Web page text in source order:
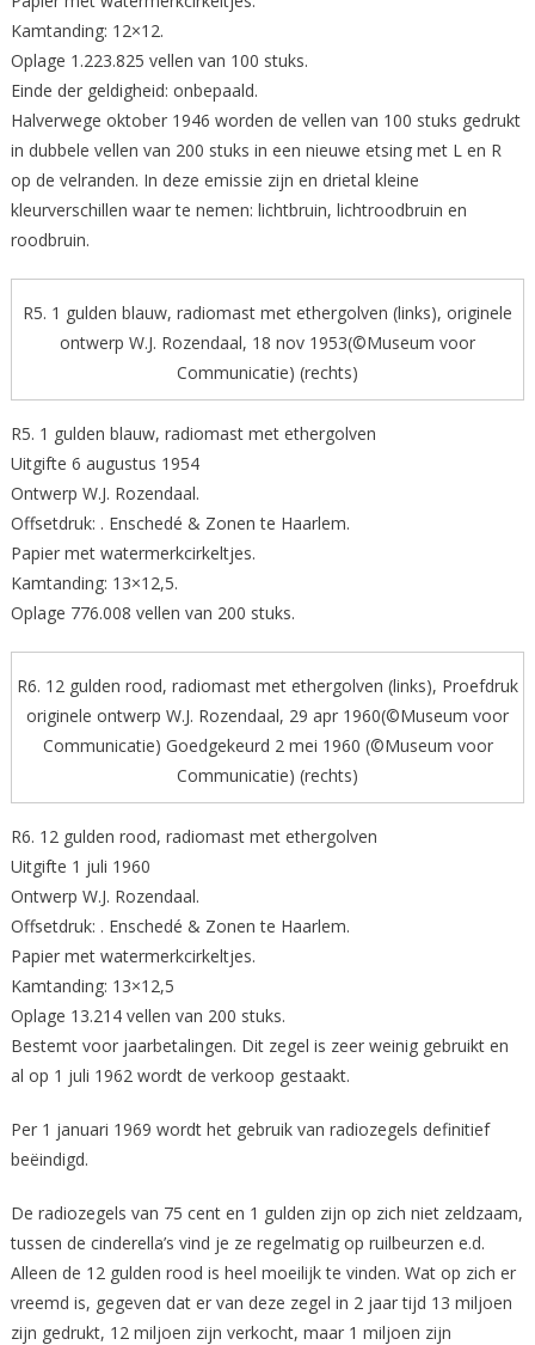
Kamtanding: 12×12.
Oplage 1.223.825 vellen van 100 stuks.
Einde der geldigheid: onbepaald.
Halverwege oktober 1946 worden de vellen van 100 stuks gedrukt
in dubbele vellen van 200 stuks in een nieuwe etsing met L en R
op de velranden. In deze emissie zijn en drietal kleine
kleurverschillen waar te nemen: lichtbruin, lichtroodbruin en
roodbruin.
R5. 1 gulden blauw, radiomast met ethergolven (links), originele
ontwerp W.J. Rozendaal, 18 nov 1953(©Museum voor
Communicatie) (rechts)
R5. 1 gulden blauw, radiomast met ethergolven
Uitgifte 6 augustus 1954
Ontwerp W.J. Rozendaal.
Offsetdruk: . Enschedé & Zonen te Haarlem.
Papier met watermerkcirkeltjes.
Kamtanding: 13×12,5.
Oplage 776.008 vellen van 200 stuks.
R6. 12 gulden rood, radiomast met ethergolven (links), Proefdruk
originele ontwerp W.J. Rozendaal, 29 apr 1960(©Museum voor
Communicatie) Goedgekeurd 2 mei 1960 (©Museum voor
Communicatie) (rechts)
R6. 12 gulden rood, radiomast met ethergolven
Uitgifte 1 juli 1960
Ontwerp W.J. Rozendaal.
Offsetdruk: . Enschedé & Zonen te Haarlem.
Papier met watermerkcirkeltjes.
Kamtanding: 13×12,5
Oplage 13.214 vellen van 200 stuks.
Bestemt voor jaarbetalingen. Dit zegel is zeer weinig gebruikt en
al op 1 juli 1962 wordt de verkoop gestaakt.
Per 1 januari 1969 wordt het gebruik van radiozegels definitief
beëindigd.
De radiozegels van 75 cent en 1 gulden zijn op zich niet zeldzaam,
tussen de cinderella’s vind je ze regelmatig op ruilbeurzen e.d.
Alleen de 12 gulden rood is heel moeilijk te vinden. Wat op zich er
vreemd is, gegeven dat er van deze zegel in 2 jaar tijd 13 miljoen
zijn gedrukt, 12 miljoen zijn verkocht, maar 1 miljoen zijn